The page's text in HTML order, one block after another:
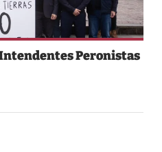
Peronistas